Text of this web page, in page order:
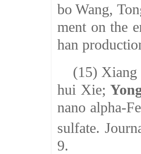
bo Wang,
ment on the
han
(15) Xiang
hui Xie;
nano alpha-Fe
sulfate.
9.